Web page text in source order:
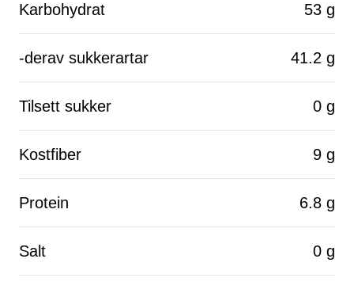
Karbohydrat 53 g
-derav sukkerartar 41.2 g
Tilsett sukker 0 g
Kostfiber 9 g
Protein 6.8 g
Salt 0 g